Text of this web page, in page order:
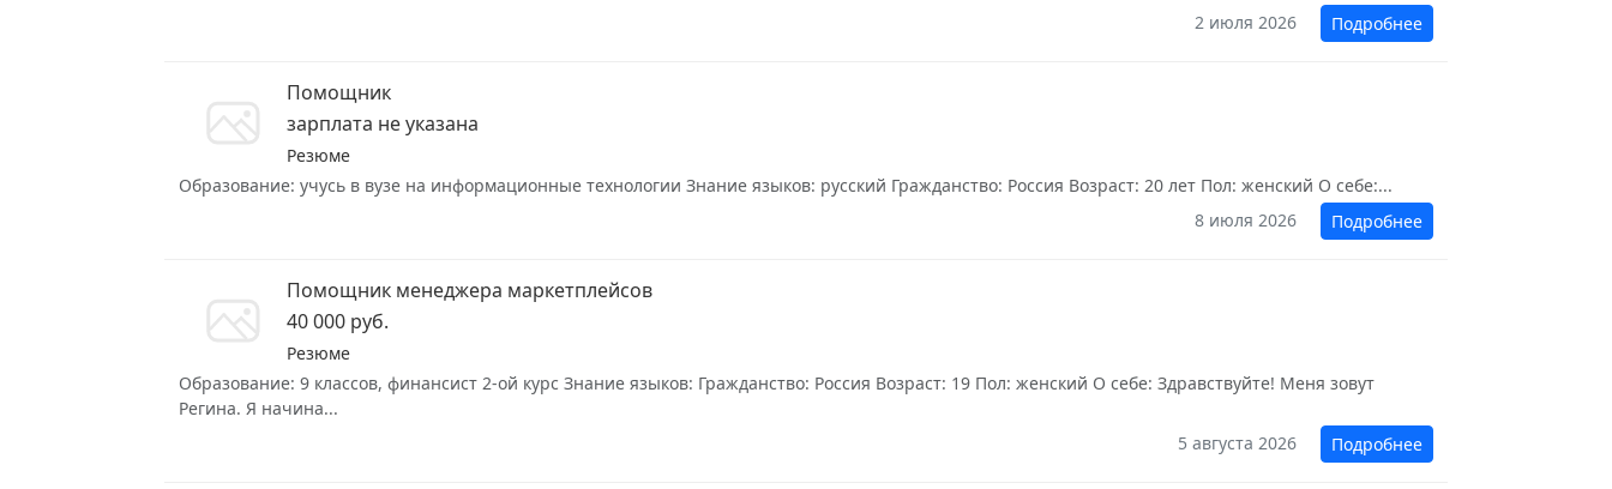
2 июля 2026
Подробнее
Помощник
зарплата не указана
Резюме
Образование: учусь в вузе на информационные технологии Знание языков: русский Гражданство: Россия Возраст: 20 лет Пол: женский О себе:...
8 июля 2026
Подробнее
Помощник менеджера маркетплейсов
40 000 руб.
Резюме
Образование: 9 классов, финансист 2-ой курс Знание языков: Гражданство: Россия Возраст: 19 Пол: женский О себе: Здравствуйте! Меня зовут
Регина. Я начина...
5 августа 2026
Подробнее